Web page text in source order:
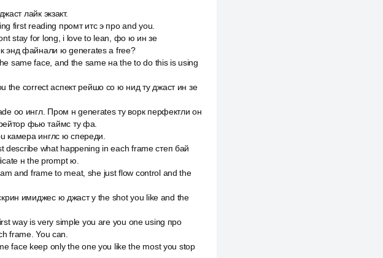
лайк экзакт.
first reading промт итс э про and you.
stay for long, i love to lean, фо ю ин зе
энд файнали ю generates a free?
same face, and the same на the to do this is using
the correct аспект рейшо со ю нид ту джаст ин зе
оо ингл. Пром н generates ту ворк перфектли он
фью таймс ту фа.
камера инглс ю спереди.
describe what happening in each frame степ бай
н the prompt ю.
and frame to meat, she just flow control and the
имиджес ю джаст у the shot you like and the
way is very simple you are you one using про
frame. You can.
face keep only the one you like the most you stop